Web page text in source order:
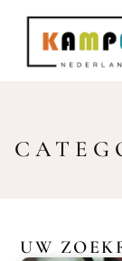
UW